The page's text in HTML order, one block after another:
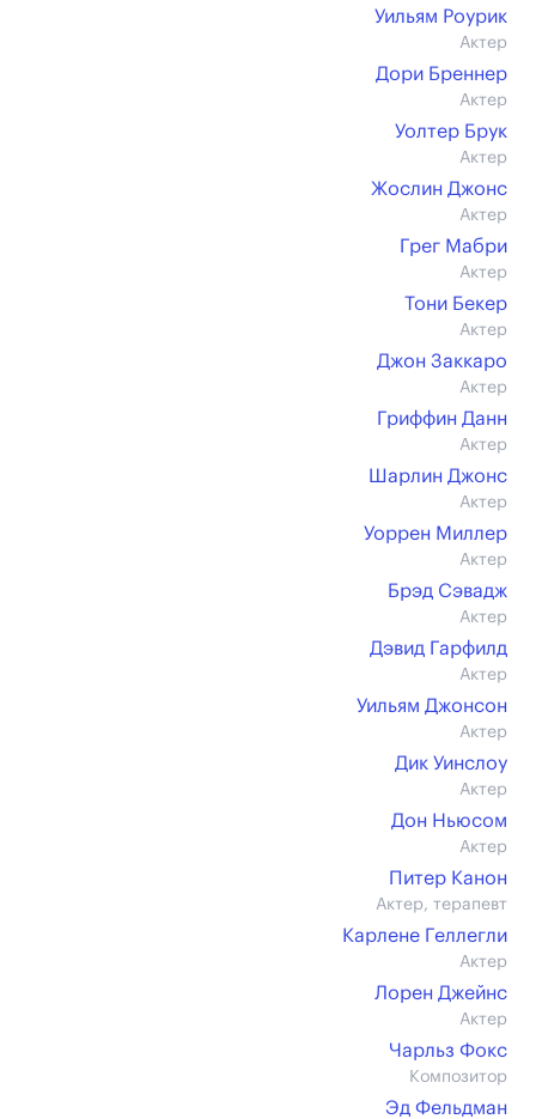
Уильям Роурик
Актер
Дори Бреннер
Актер
Уолтер Брук
Актер
Жослин Джонс
Актер
Грег Мабри
Актер
Тони Бекер
Актер
Джон Заккаро
Актер
Гриффин Данн
Актер
Шарлин Джонс
Актер
Уоррен Миллер
Актер
Брэд Сэвадж
Актер
Дэвид Гарфилд
Актер
Уильям Джонсон
Актер
Дик Уинслоу
Актер
Дон Ньюсом
Актер
Питер Канон
Актер, терапевт
Карлене Геллегли
Актер
Лорен Джейнс
Актер
Чарльз Фокс
Композитор
Эд Фельдман